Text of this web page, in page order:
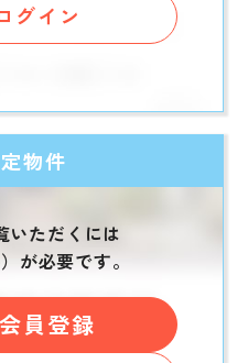
グイン
物件
いただくには
が必要です。
員登録